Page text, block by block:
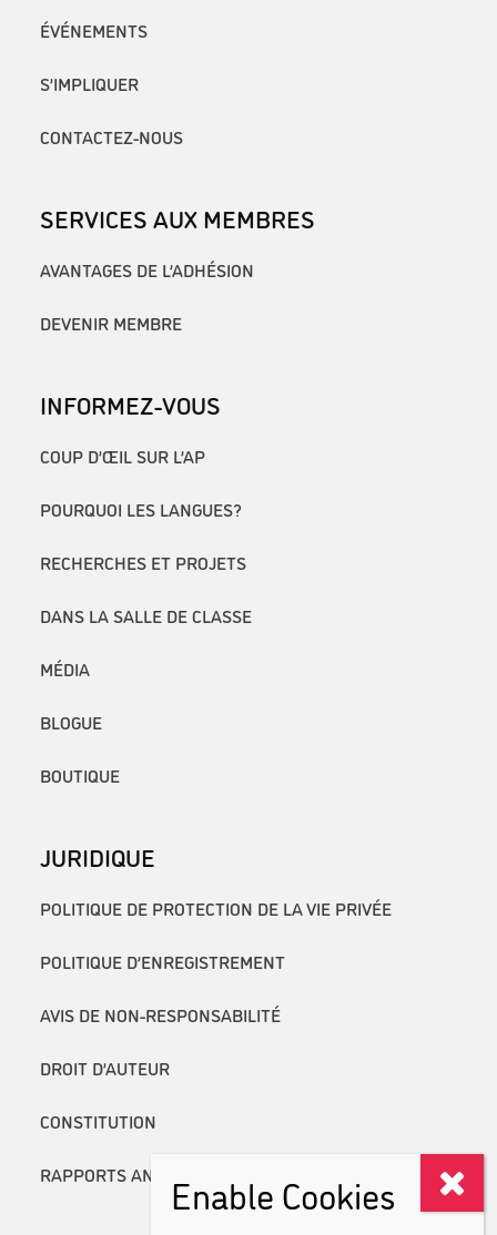
ÉVÉNEMENTS
S’IMPLIQUER
CONTACTEZ-NOUS
SERVICES AUX MEMBRES
AVANTAGES DE L’ADHÉSION
DEVENIR MEMBRE
INFORMEZ-VOUS
COUP D’ŒIL SUR L’AP
POURQUOI LES LANGUES?
RECHERCHES ET PROJETS
DANS LA SALLE DE CLASSE
MÉDIA
BLOGUE
BOUTIQUE
JURIDIQUE
POLITIQUE DE PROTECTION DE LA VIE PRIVÉE
POLITIQUE D’ENREGISTREMENT
AVIS DE NON-RESPONSABILITÉ
DROIT D’AUTEUR
CONSTITUTION
RAPPORTS ANNUELSEnable Cookies